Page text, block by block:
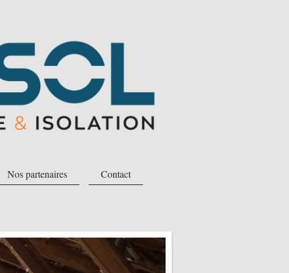
Nos partenaires Contact